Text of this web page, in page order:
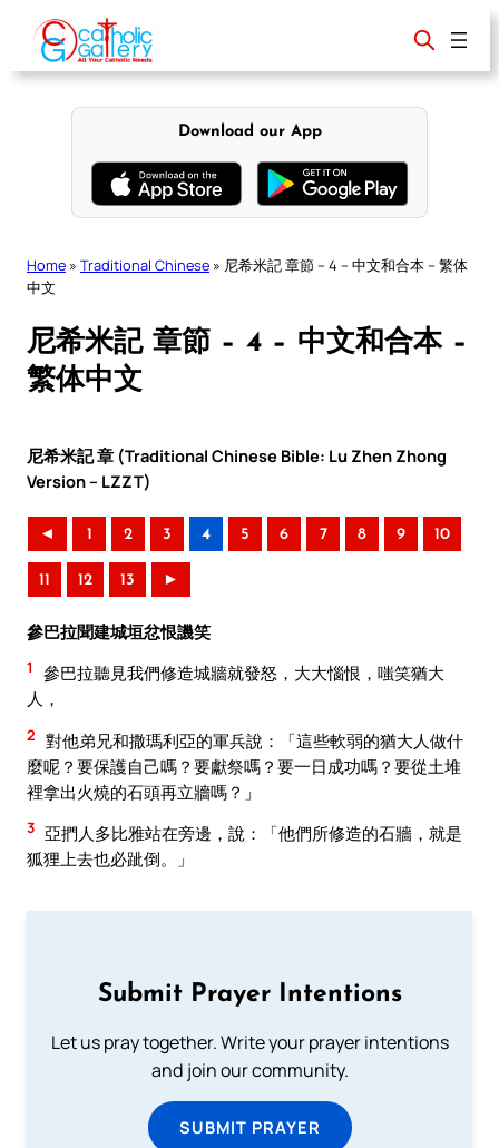
content
Download our App
Home » Traditional Chinese » 尼希米記 章節 – 4 – 中文和合本 – 繁体
中文
尼希米記 章節 – 4 – 中文和合本 –
繁体中文
尼希米記 章 (Traditional Chinese Bible: Lu Zhen Zhong
Version – LZZT)
◄ 1 2 3 4 5 6 7 8 9 10
11 12 13 ►
參巴拉聞建城垣忿恨譏笑
1
參巴拉聽見我們修造城牆就發怒，大大惱恨，嗤笑猶大
人，
2 對他弟兄和撒瑪利亞的軍兵說：「這些軟弱的猶大人做什
麼呢？要保護自己嗎？要獻祭嗎？要一日成功嗎？要從土堆
裡拿出火燒的石頭再立牆嗎？」
3 亞捫人多比雅站在旁邊，說：「他們所修造的石牆，就是
狐狸上去也必跐倒。」
Submit Prayer Intentions
Let us pray together. Write your prayer intentions
and join our community.
SUBMIT PRAYER